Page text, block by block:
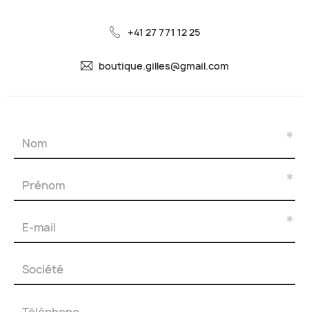
+41 27 771 12 25
boutique.gilles@gmail.com